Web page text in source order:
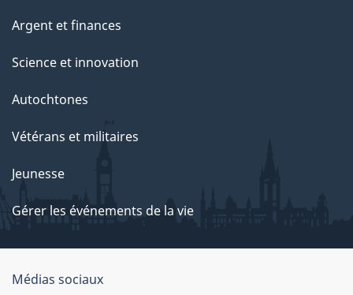
Argent et finances
Science et innovation
Autochtones
Vétérans et militaires
Jeunesse
Gérer les événements de la vie
Organisation
Médias sociaux